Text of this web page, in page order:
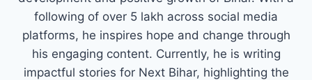
following of over 5 lakh across social media
platforms, he inspires hope and change through
his engaging content. Currently, he is writing
impactful stories for Next Bihar, highlighting the